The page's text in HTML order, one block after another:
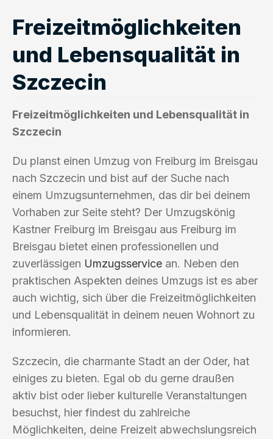
Freizeitmöglichkeiten
und Lebensqualität in
Szczecin
Freizeitmöglichkeiten und Lebensqualität in
Szczecin
Du planst einen Umzug von Freiburg im Breisgau
nach Szczecin und bist auf der Suche nach
einem Umzugsunternehmen, das dir bei deinem
Vorhaben zur Seite steht? Der Umzugskönig
Kastner Freiburg im Breisgau aus Freiburg im
Breisgau bietet einen professionellen und
zuverlässigen Umzugsservice an. Neben den
praktischen Aspekten deines Umzugs ist es aber
auch wichtig, sich über die Freizeitmöglichkeiten
und Lebensqualität in deinem neuen Wohnort zu
informieren.
Szczecin, die charmante Stadt an der Oder, hat
einiges zu bieten. Egal ob du gerne draußen
aktiv bist oder lieber kulturelle Veranstaltungen
besuchst, hier findest du zahlreiche
Möglichkeiten, deine Freizeit abwechslungsreich